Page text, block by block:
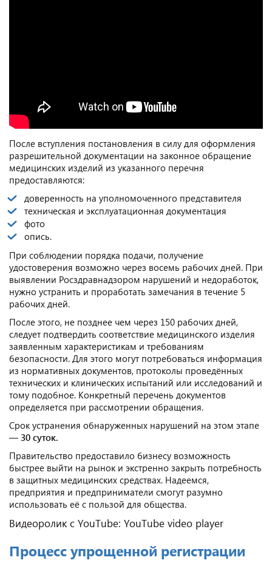
После вступления постановления в силу для оформления
разрешительной документации на законное обращение
медицинских изделий из указанного перечня
предоставляются:
доверенность на уполномоченного представителя
техническая и эксплуатационная документация
фото
опись.
При соблюдении порядка подачи, получение
удостоверения возможно через восемь рабочих дней. При
выявлении Росздравнадзором нарушений и недоработок,
нужно устранить и проработать замечания в течение 5
рабочих дней.
После этого, не позднее чем через 150 рабочих дней,
следует подтвердить соответствие медицинского изделия
заявленным характеристикам и требованиям
безопасности. Для этого могут потребоваться информация
из нормативных документов, протоколы проведённых
технических и клинических испытаний или исследований и
тому подобное. Конкретный перечень документов
определяется при рассмотрении обращения.
Срок устранения обнаруженных нарушений на этом этапе
— 30 суток.
Правительство предоставило бизнесу возможность
быстрее выйти на рынок и экстренно закрыть потребность
в защитных медицинских средствах. Надеемся,
предприятия и предприниматели смогут разумно
использовать её с пользой для общества.
Видеоролик c YouTube: YouTube video player
Процесс упрощенной регистрации